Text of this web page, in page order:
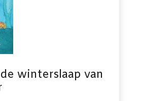
winterslaap van